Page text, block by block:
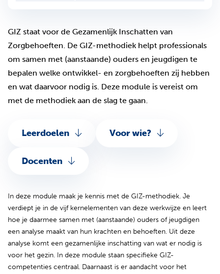
GIZ staat voor de Gezamenlijk Inschatten van
Zorgbehoeften. De GIZ-methodiek helpt professionals
om samen met (aanstaande) ouders en jeugdigen te
bepalen welke ontwikkel- en zorgbehoeften zij hebben
en wat daarvoor nodig is. Deze module is vereist om
met de methodiek aan de slag te gaan.
Leerdoelen Voor wie?
Docenten
In deze module maak je kennis met de GIZ-methodiek. Je
verdiept je in de vijf kernelementen van deze werkwijze en leert
hoe je daarmee samen met (aanstaande) ouders of jeugdigen
een analyse maakt van hun krachten en behoeften. Uit deze
analyse komt een gezamenlijke inschatting van wat er nodig is
voor het gezin. In deze module staan specifieke GIZ-
competenties centraal. Daarnaast is er aandacht voor het